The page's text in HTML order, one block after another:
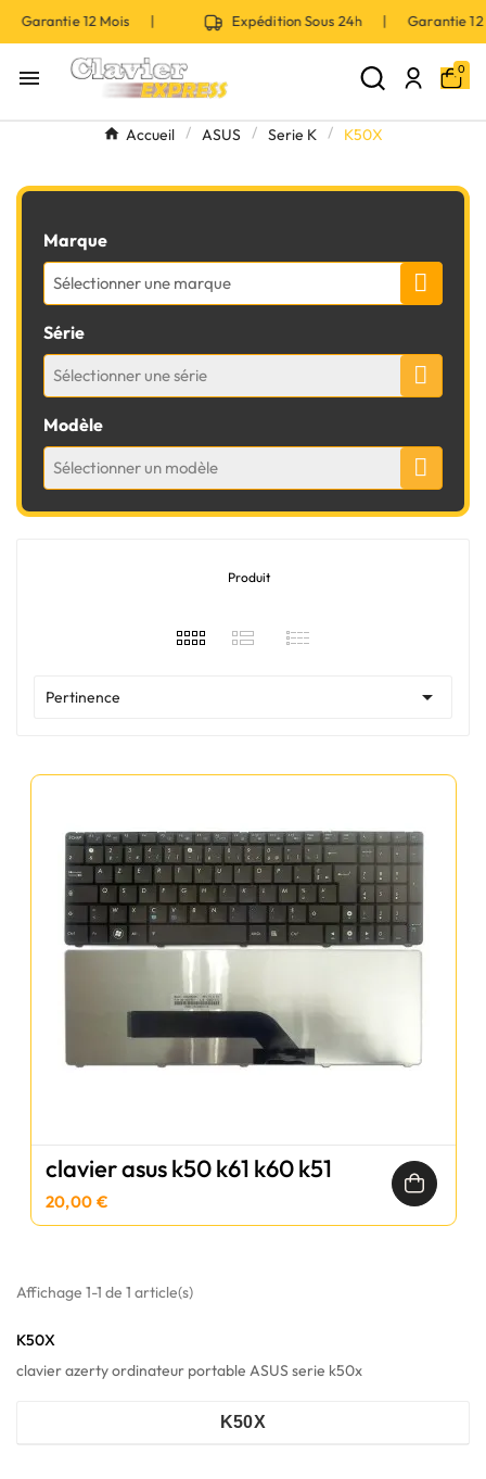
Garantie 12 Mois | Expédition Sous 24h | Garantie
 0
Accueil ASUS Serie K K50X
Marque
Sélectionner une marque
Série
Sélectionner une série
Modèle
Sélectionner un modèle
Produit
Pertinence 
clavier asus k50 k61 k60 k51
20,00 €
Affichage 1-1 de 1 article(s)
K50X
clavier azerty ordinateur portable ASUS serie k50x
K50X